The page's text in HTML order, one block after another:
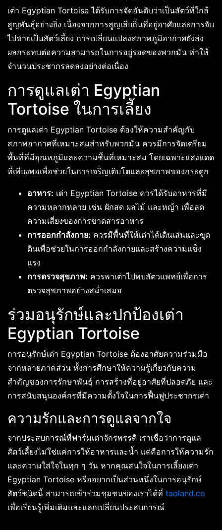
เต่า Egyptian Tortoise ได้รับการจัดอันดับว่าเป็นสัตว์ที่ใกล้
สูญพันธุ์อย่างยิ่ง เนื่องจากการสูญเสียถิ่นที่อยู่อาศัยและการจับ
ไปขายเป็นสัตว์เลี้ยง การเปลี่ยนแปลงสภาพภูมิอากาศยังส่ง
ผลกระทบต่อความสามารถในการอยู่รอดของพวกมัน ทำให้
จำนวนประชากรลดลงอย่างต่อเนื่อง
การดูแลเต่า Egyptian
Tortoise ในการเลี้ยง
การดูแลเต่า Egyptian Tortoise ต้องให้ความสำคัญกับ
สภาพอากาศที่เหมาะสมสำหรับพวกมัน ควรมีการจัดเตรียม
พื้นที่ที่มีอุณหภูมิและความชื้นที่เหมาะสม โดยเฉพาะแสงแดด
ที่เพียงพอเพื่อช่วยในการเจริญเติบโตและสุขภาพของกระดูก
อาหาร: เต่า Egyptian Tortoise ควรได้รับอาหารที่มี
ความหลากหลาย เช่น ผักสด ผลไม้ และหญ้า เพื่อลด
ความเสี่ยงของการขาดสารอาหาร
การออกกำลังกาย: ควรมีพื้นที่ให้เต่าได้เดินเล่นและขุด
ดินเพื่อช่วยในการออกกำลังกายและสร้างความแข็ง
แรง
การตรวจสุขภาพ: ควรพาเต่าไปพบสัตวแพทย์เพื่อการ
ตรวจสุขภาพอย่างสม่ำเสมอ
ร่วมอนุรักษ์และปกป้องเต่า
Egyptian Tortoise
การอนุรักษ์เต่า Egyptian Tortoise ต้องอาศัยความร่วมมือ
จากหลายภาคส่วน ทั้งการศึกษาให้ความรู้เกี่ยวกับความ
สำคัญของการรักษาพันธุ์ การสร้างที่อยู่อาศัยที่ปลอดภัย และ
การสนับสนุนองค์กรที่มีความตั้งใจในการฟื้นฟูประชากรเต่า
ความรักและการดูแลจากใจ
จากประสบการณ์ที่ฟาร์มเต่าจักรพรรดิ เราเชื่อว่าการดูแล
สัตว์เลี้ยงไม่ใช่แค่การให้อาหารและน้ำ แต่คือการให้ความรัก
และความใส่ใจในทุก ๆ วัน หากคุณสนใจในการเลี้ยงเต่า
Egyptian Tortoise หรืออยากเป็นส่วนหนึ่งในการอนุรักษ์
สัตว์ชนิดนี้ สามารถเข้าร่วมชุมชนของเราได้ที่ taoland.co
เพื่อเรียนรู้เพิ่มเติมและแลกเปลี่ยนประสบการณ์